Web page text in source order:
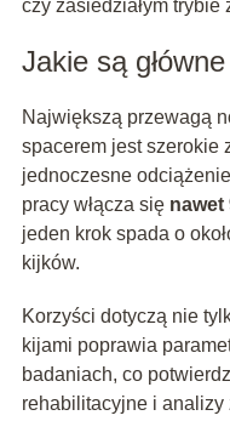
czy zasiedziałym trybie
Jakie są
Największą przewagą
spacerem jest szerokie
jednoczesne
pracy włącza się nawet
jeden krok spada o
kijków.
Korzyści dotyczą nie
kijami poprawia
badaniach, co
rehabilitacyjne i analizy